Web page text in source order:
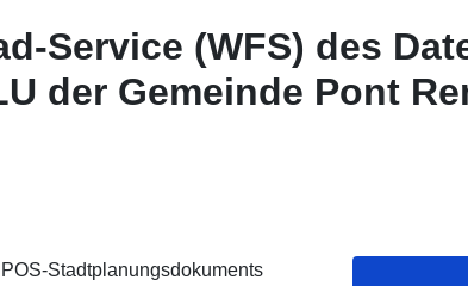
Service (WFS) des
der Gemeinde Pont
Stadtplanungsdokuments